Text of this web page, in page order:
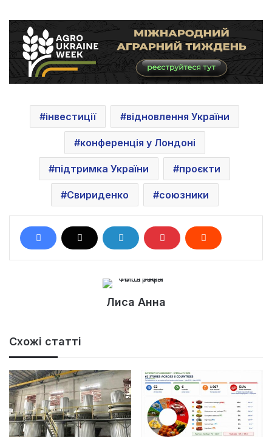
інвестиції відновлення України
конференція у Лондоні
підтримка України проєкти
Свириденко союзники
Лиса Анна
Схожі статті